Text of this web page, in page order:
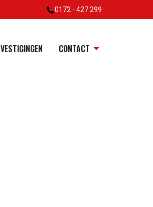
0172 - 427 299
VESTIGINGEN CONTACT